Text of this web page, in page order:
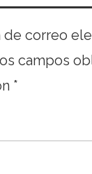
correo
campos
*